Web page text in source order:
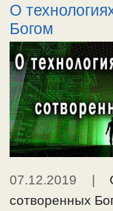
О
Богом
07.12.2019
сотворенных